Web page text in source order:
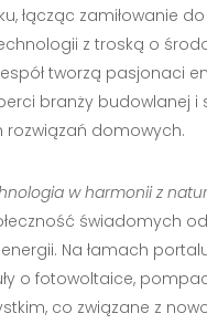
łącząc zamiłowanie do
z troską o
tworzą pasjonaci
branży budowlanej i
rozwiązań domowych.
w harmonii z
świadomych
Na łamach
o fotowoltaice,
co związane z